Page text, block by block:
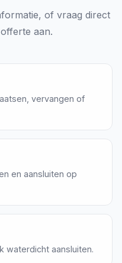
of vraag direct
aan.
vervangen of
en aansluiten op
waterdicht aansluiten.